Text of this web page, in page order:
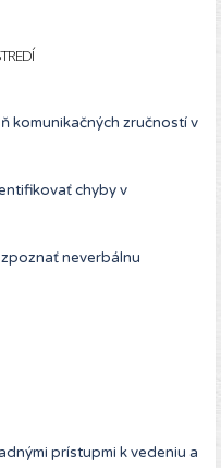
komunikačných zručností v
chyby v
neverbálnu
prístupmi k vedeniu a